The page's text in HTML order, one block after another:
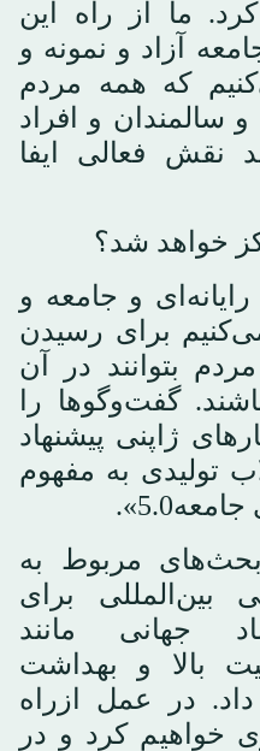
ما از راه این
آزاد و نمونه و
که همه مردم
و سالمندان و افراد
نقش فعالی ایفا
خواهد شد؟
و جامعه و
برای رسیدن
بتوانند در آن
گفت‌وگوها را
ژاپنی پیشنهاد
تولیدی به مفهوم
بحث‌های مربوط به
بین‌المللی برای
جهانی مانند
بالا و بهداشت
در عمل ازراه
خواهیم کرد و در